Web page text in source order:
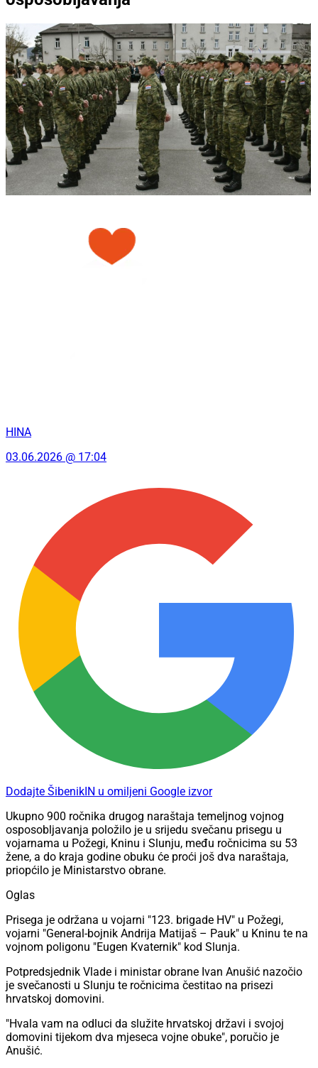
HINA
03.06.2026 @ 17:04
Dodajte ŠibenikIN u omiljeni Google izvor
Ukupno 900 ročnika drugog naraštaja temeljnog vojnog
osposobljavanja položilo je u srijedu svečanu prisegu u
vojarnama u Požegi, Kninu i Slunju, među ročnicima su 53
žene, a do kraja godine obuku će proći još dva naraštaja,
priopćilo je Ministarstvo obrane.
Oglas
Prisega je održana u vojarni "123. brigade HV" u Požegi,
vojarni "General-bojnik Andrija Matijaš – Pauk" u Kninu te na
vojnom poligonu "Eugen Kvaternik" kod Slunja.
Potpredsjednik Vlade i ministar obrane Ivan Anušić nazočio
je svečanosti u Slunju te ročnicima čestitao na prisezi
hrvatskoj domovini.
"Hvala vam na odluci da služite hrvatskoj državi i svojoj
domovini tijekom dva mjeseca vojne obuke", poručio je
Anušić.